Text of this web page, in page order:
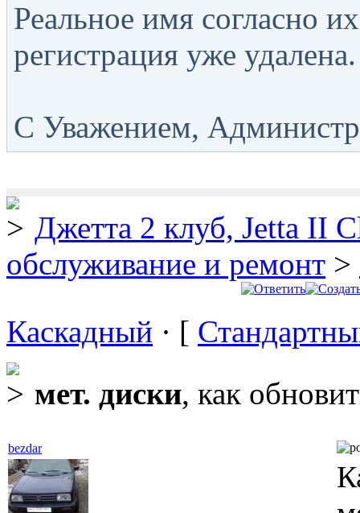
Реальное имя согласно
регистрация уже удалена.
С Уважением,
Джетта 2 клуб, Jetta II
обслуживание и ремонт >
Каскадный · [
мет. диски, как
bezdar